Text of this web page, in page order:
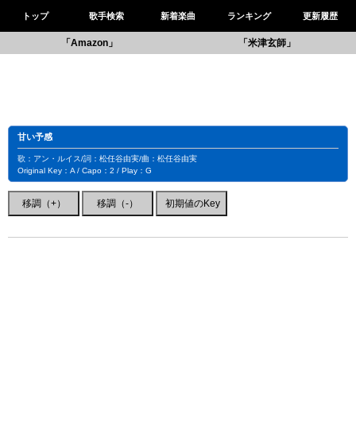
トップ 歌手検索 新着楽曲 ランキング 更新履歴
「Amazon」 「米津玄師」
甘い予感
歌：アン・ルイス/詞：松任谷由実/曲：松任谷由実
Original Key：A / Capo：2 / Play：G